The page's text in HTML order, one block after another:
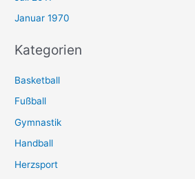
Januar 1970
Kategorien
Basketball
Fußball
Gymnastik
Handball
Herzsport